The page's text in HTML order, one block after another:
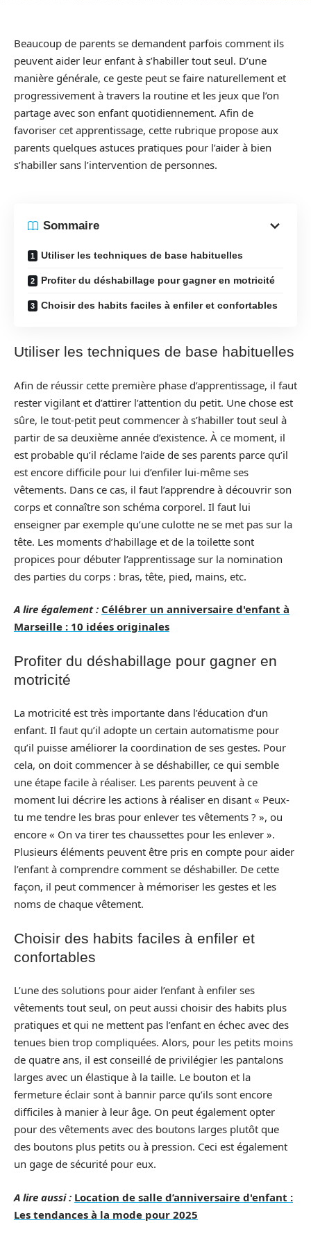
Beaucoup de parents se demandent parfois comment ils
peuvent aider leur enfant à s’habiller tout seul. D’une
manière générale, ce geste peut se faire naturellement et
progressivement à travers la routine et les jeux que l’on
partage avec son enfant quotidiennement. Afin de
favoriser cet apprentissage, cette rubrique propose aux
parents quelques astuces pratiques pour l’aider à bien
s’habiller sans l’intervention de personnes.
Sommaire
Utiliser les techniques de base habituelles
Profiter du déshabillage pour gagner en motricité
Choisir des habits faciles à enfiler et confortables
Utiliser les techniques de base habituelles
Afin de réussir cette première phase d’apprentissage, il faut
rester vigilant et d’attirer l’attention du petit. Une chose est
sûre, le tout-petit peut commencer à s’habiller tout seul à
partir de sa deuxième année d’existence. À ce moment, il
est probable qu’il réclame l’aide de ses parents parce qu’il
est encore difficile pour lui d’enfiler lui-même ses
vêtements. Dans ce cas, il faut l’apprendre à découvrir son
corps et connaître son schéma corporel. Il faut lui
enseigner par exemple qu’une culotte ne se met pas sur la
tête. Les moments d’habillage et de la toilette sont
propices pour débuter l’apprentissage sur la nomination
des parties du corps : bras, tête, pied, mains, etc.
A lire également : Célébrer un anniversaire d'enfant à
Marseille : 10 idées originales
Profiter du déshabillage pour gagner en
motricité
La motricité est très importante dans l’éducation d’un
enfant. Il faut qu’il adopte un certain automatisme pour
qu’il puisse améliorer la coordination de ses gestes. Pour
cela, on doit commencer à se déshabiller, ce qui semble
une étape facile à réaliser. Les parents peuvent à ce
moment lui décrire les actions à réaliser en disant « Peux-
tu me tendre les bras pour enlever tes vêtements ? », ou
encore « On va tirer tes chaussettes pour les enlever ».
Plusieurs éléments peuvent être pris en compte pour aider
l’enfant à comprendre comment se déshabiller. De cette
façon, il peut commencer à mémoriser les gestes et les
noms de chaque vêtement.
Choisir des habits faciles à enfiler et
confortables
L’une des solutions pour aider l’enfant à enfiler ses
vêtements tout seul, on peut aussi choisir des habits plus
pratiques et qui ne mettent pas l’enfant en échec avec des
tenues bien trop compliquées. Alors, pour les petits moins
de quatre ans, il est conseillé de privilégier les pantalons
larges avec un élastique à la taille. Le bouton et la
fermeture éclair sont à bannir parce qu’ils sont encore
difficiles à manier à leur âge. On peut également opter
pour des vêtements avec des boutons larges plutôt que
des boutons plus petits ou à pression. Ceci est également
un gage de sécurité pour eux.
A lire aussi : Location de salle d’anniversaire d'enfant :
Les tendances à la mode pour 2025